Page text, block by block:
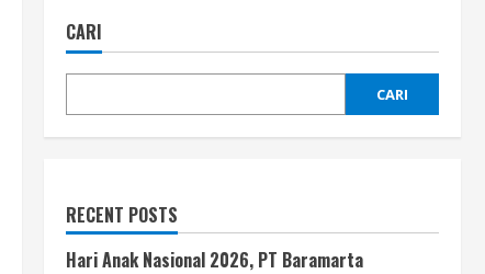
CARI
CARI
RECENT POSTS
Hari Anak Nasional 2026, PT Baramarta